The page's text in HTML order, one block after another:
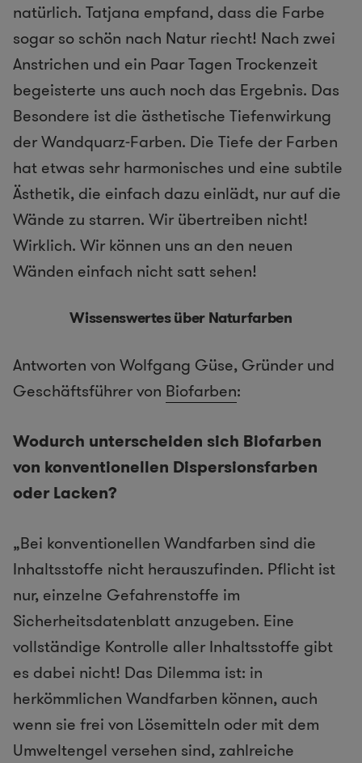
natürlich. Tatjana empfand, dass die Farbe
sogar so schön nach Natur riecht! Nach zwei
Anstrichen und ein Paar Tagen Trockenzeit
begeisterte uns auch noch das Ergebnis. Das
Besondere ist die ästhetische Tiefenwirkung
der Wandquarz-Farben. Die Tiefe der Farben
hat etwas sehr harmonisches und eine subtile
Ästhetik, die einfach dazu einlädt, nur auf die
Wände zu starren. Wir übertreiben nicht!
Wirklich. Wir können uns an den neuen
Wänden einfach nicht satt sehen!
Wissenswertes über Naturfarben
Antworten von Wolfgang Güse, Gründer und
Geschäftsführer von Biofarben:
Wodurch unterscheiden sich Biofarben
von konventionellen Dispersionsfarben
oder Lacken?
„Bei konventionellen Wandfarben sind die
Inhaltsstoffe nicht herauszufinden. Pflicht ist
nur, einzelne Gefahrenstoffe im
Sicherheitsdatenblatt anzugeben. Eine
vollständige Kontrolle aller Inhaltsstoffe gibt
es dabei nicht! Das Dilemma ist: in
herkömmlichen Wandfarben können, auch
wenn sie frei von Lösemitteln oder mit dem
Umweltengel versehen sind, zahlreiche